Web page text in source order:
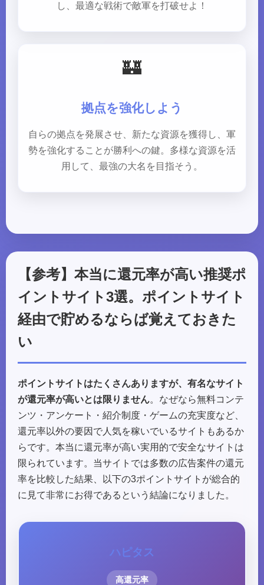
し、最適な戦術で敵軍を打破せよ！
🏰
拠点を強化しよう
自らの拠点を発展させ、新たな資源を獲得し、軍
勢を強化することが勝利への鍵。多様な資源を活
用して、最強の大名を目指そう。
【参考】本当に還元率が高い推奨ポ
イントサイト3選。ポイントサイト
経由で貯めるならば覚えておきた
い
ポイントサイトはたくさんありますが、有名なサイト
が還元率が高いとは限りません。なぜなら無料コンテ
ンツ・アンケート・紹介制度・ゲームの充実度など、
還元率以外の要因で人気を稼いでいるサイトもあるか
らです。本当に還元率が高い実用的で安全なサイトは
限られています。当サイトでは多数の広告案件の還元
率を比較した結果、以下の3ポイントサイトが総合的
に見て非常にお得であるという結論になりました。
ハピタス
高還元率